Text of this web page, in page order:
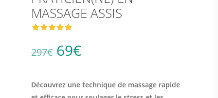
MASSAGE ASSIS
297€ Le
initial
était :
69€Le
actuel
est :
Découvrez une technique de massage rapide